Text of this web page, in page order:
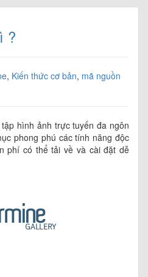
e
n
?
, Kiến thức cơ bản, mã nguồn
hình ảnh trực tuyến đa ngôn
phong phú các tính năng độc
phí có thể tải về và cài đặt dễ